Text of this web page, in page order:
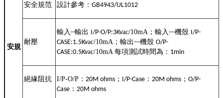
安規
安全規范 設計參考： GB4943/UL1012
耐壓
輸入 --輸出 I/P-O/P:3Kvac/10mA ；輸入 ---機殼 I/P-
CASE:1.5Kvac/10mA ；輸出---機殼 O/P-
CASE:0.5Kvac/10mA 每項測試時間為： 1min
絕緣阻抗 I/P-O/P ： 20M ohms ； I/P-Case ： 20M ohms ； O/P-
Case ： 20M ohms